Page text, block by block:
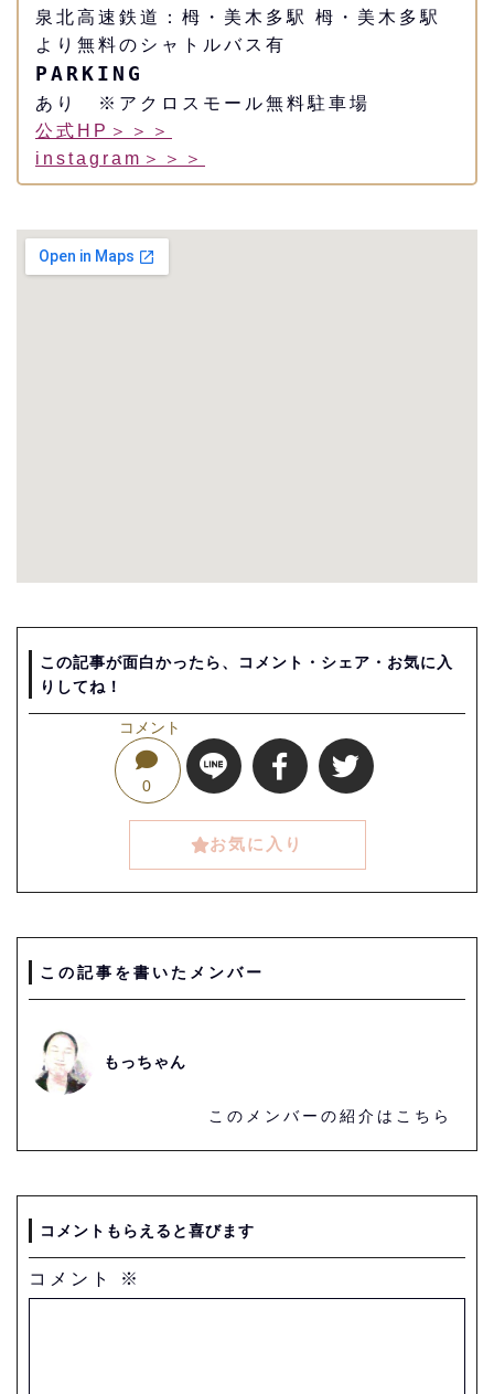
泉北高速鉄道：栂・美木多駅 栂・美木多駅
より無料のシャトルバス有
PARKING
あり ※アクロスモール無料駐車場
公式HP＞＞＞
instagram＞＞＞
この記事が面白かったら、コメント・シェア・お気に入
りしてね！
コメント
0
お気に入り
この記事を書いたメンバー
もっちゃん
このメンバーの紹介はこちら
コメントもらえると喜びます
コメント ※